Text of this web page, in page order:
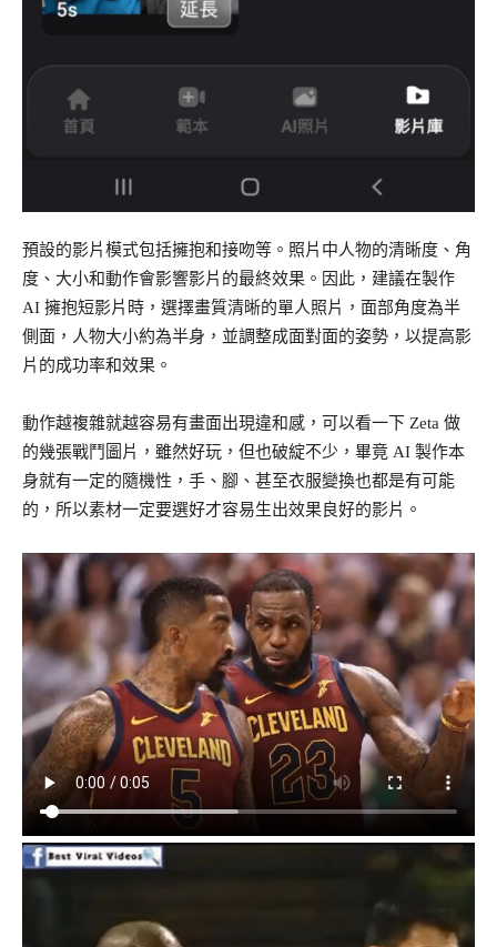
預設的影片模式包括擁抱和接吻等。照片中人物的清晰度、角
度、大小和動作會影響影片的最終效果。因此，建議在製作
AI 擁抱短影片時，選擇畫質清晰的單人照片，面部角度為半
側面，人物大小約為半身，並調整成面對面的姿勢，以提高影
片的成功率和效果。
動作越複雜就越容易有畫面出現違和感，可以看一下 Zeta 做
的幾張戰鬥圖片，雖然好玩，但也破綻不少，畢竟 AI 製作本
身就有一定的隨機性，手、腳、甚至衣服變換也都是有可能
的，所以素材一定要選好才容易生出效果良好的影片。